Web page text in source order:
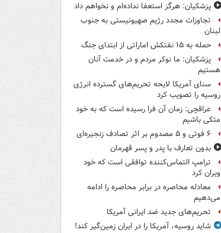
پزشکیان: هرگز استعفا نداده‌ام و نخواهم داد
تجاوزات مجدد رژیم صهیونیستی به جنوب
لبنان
حمله به ۱۵ نفتکش‌ اماراتی از ابتدای جنگ
پزشکیان: ما نوکر مردم و در خدمت آنان
هستیم
سنای آمریکا لایحه تحریم‌های گسترده انرژی
روسیه را تصویب کرد
عراقچی: زمان آن فرا رسیده است که به خود
متکی باشیم
۶ فوتی و ۵ مصدوم بر اثر تصادف زنجیره‌ای
بدون تعارف با پدر و پسر قهرمان
ترامپ التماس‌کننده توافقی است که خود
ویران کرد
معادله محاصره در برابر محاصره را ادامه
می‌دهیم
تحریم‌های جدید ضد ایرانی آمریکا
شاید روسیه، آمریکا را در ایران زمین‌گیر کند!